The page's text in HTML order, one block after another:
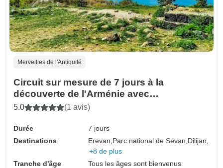
Merveilles de l'Antiquité
Circuit sur mesure de 7 jours à la
découverte de l'Arménie avec
hébergement en hôtels 4 étoiles (privé)
5.0 (1 avis)
Durée
7 jours
Destinations
Erevan, Parc national de Sevan, Dilijan,
+8 de plus
Tranche d'âge
Tous les âges sont bienvenus